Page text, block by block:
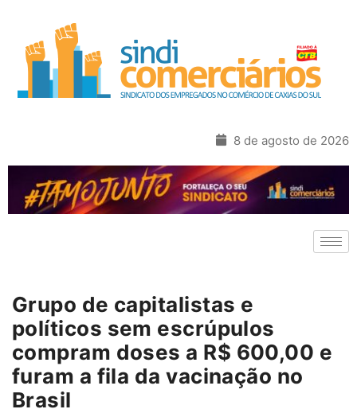
8 de agosto de 2026
Grupo de capitalistas e
políticos sem escrúpulos
compram doses a R$ 600,00 e
furam a fila da vacinação no
Brasil